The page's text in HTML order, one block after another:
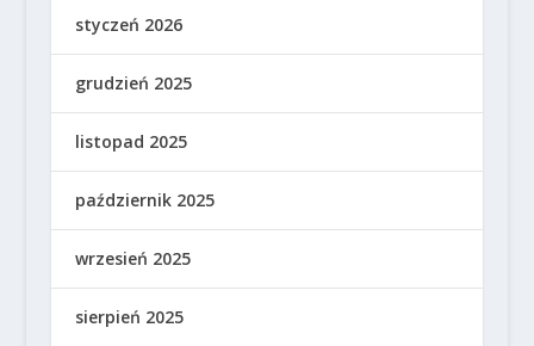
styczeń 2026
grudzień 2025
listopad 2025
październik 2025
wrzesień 2025
sierpień 2025